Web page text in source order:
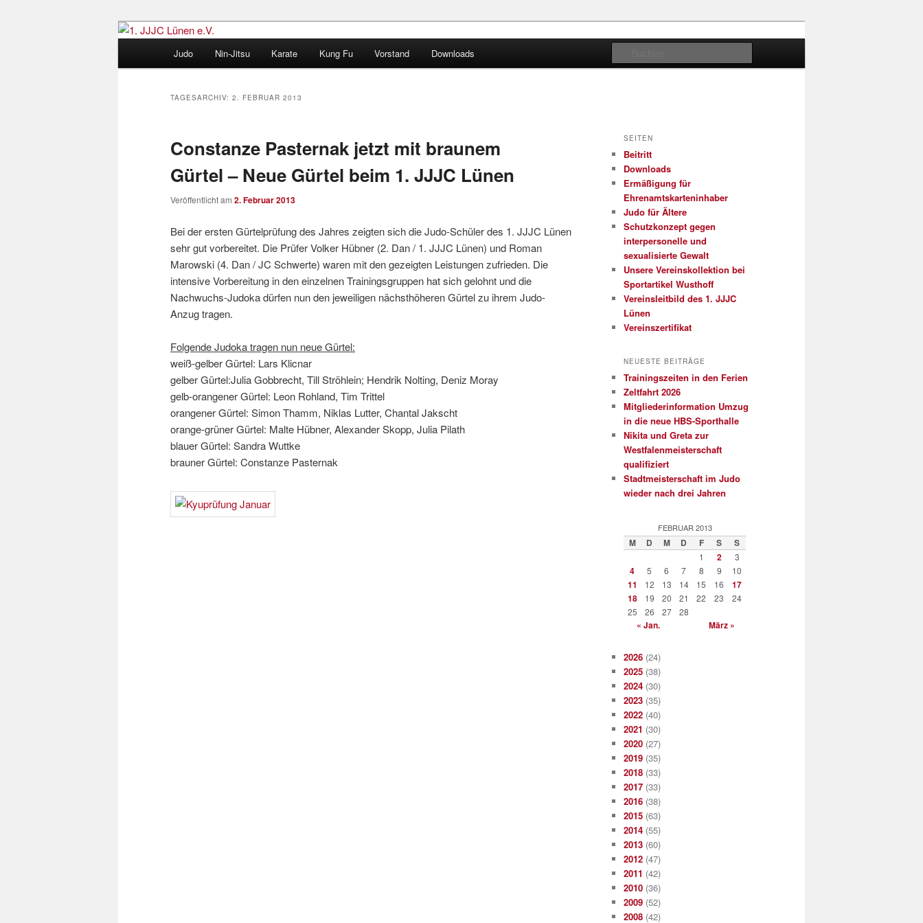
1. JJJC Lünen e.V.
Judo und Ninjitsu
Judo Nin-Jitsu Karate Kung Fu Vorstand Downloads
TAGESARCHIV: 2. FEBRUAR 2013
Constanze Pasternak jetzt mit braunem
Gürtel – Neue Gürtel beim 1. JJJC Lünen
Veröffentlicht am 2. Februar 2013
Bei der ersten Gürtelprüfung des Jahres zeigten sich die Judo-Schüler des 1. JJJC Lünen
sehr gut vorbereitet. Die Prüfer Volker Hübner (2. Dan / 1. JJJC Lünen) und Roman
Marowski (4. Dan / JC Schwerte) waren mit den gezeigten Leistungen zufrieden. Die
intensive Vorbereitung in den einzelnen Trainingsgruppen hat sich gelohnt und die
Nachwuchs-Judoka dürfen nun den jeweiligen nächsthöheren Gürtel zu ihrem Judo-
Anzug tragen.
Folgende Judoka tragen nun neue Gürtel:
weiß-gelber Gürtel: Lars Klicnar
gelber Gürtel:Julia Gobbrecht, Till Ströhlein; Hendrik Nolting, Deniz Moray
gelb-orangener Gürtel: Leon Rohland, Tim Trittel
orangener Gürtel: Simon Thamm, Niklas Lutter, Chantal Jakscht
orange-grüner Gürtel: Malte Hübner, Alexander Skopp, Julia Pilath
blauer Gürtel: Sandra Wuttke
brauner Gürtel: Constanze Pasternak
SEITEN
Beitritt
Downloads
Ermäßigung für
Ehrenamtskarteninhaber
Judo für Ältere
Schutzkonzept gegen
interpersonelle und
sexualisierte Gewalt
Unsere Vereinskollektion bei
Sportartikel Wusthoff
Vereinsleitbild des 1. JJJC
Lünen
Vereinszertifikat
NEUESTE BEITRÄGE
Trainingszeiten in den Ferien
Zeltfahrt 2026
Mitgliederinformation Umzug
in die neue HBS-Sporthalle
Nikita und Greta zur
Westfalenmeisterschaft
qualifiziert
Stadtmeisterschaft im Judo
wieder nach drei Jahren
FEBRUAR 2013
M D M D F S S
1 2 3
4 5 6 7 8 9 10
11 12 13 14 15 16
17
18
19 20 21 22 23
24
25
26 27 28
« Jan. März »
2026 (24)
2025 (38)
2024 (30)
2023 (35)
2022 (40)
2021 (30)
2020 (27)
2019 (35)
2018 (33)
2017 (33)
2016 (38)
2015 (63)
2014 (55)
2013 (60)
2012 (47)
2011 (42)
2010 (36)
2009 (52)
2008 (42)